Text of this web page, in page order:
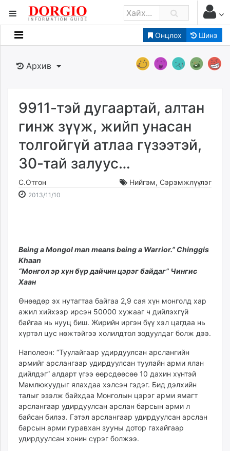
Онцлох Шинэ
Мэдээллийн
Банк санхүү
Бизнес ААН
Төрийн
dorgio.mn
Gogo.mn
news.mn
zindaa.mn
mnb.mn
Livetv.mn
Eguur.mn
shuud.mn
eagle.mn
ergelt.mn
today.mn
zuv.mn
mminfo.mn
ugluu.mn
urlag.mn
unen.mn
asu.mn
shudarga.mn
Архив
9911-тэй дугаартай, алтан
гинж зүүж, жийп унасан
толгойгүй атлаа гүзээтэй,
30-тай залуус…
С.Отгон Нийгэм, Сэрэмжлүүлэг
2013/11/10
Being a Mongol man means being a Warrior.” Chinggis
Khaan
“Монгол эр хүн бүр дайчин цэрэг байдаг” Чингис
Хаан
Өнөөдөр эх нутагтаа байгаа 2,9 сая хүн монголд хар
ажил хийхээр ирсэн 50000 хужааг ч дийлэхгүй
байгаа нь нууц биш. Жирийн иргэн бүү хэл цагдаа нь
хүртэл цус нөжтэйгээ холилдтол зодуулдаг болж дээ.
Наполеон: “Туулайгаар удирдуулсан арслангийн
армийг арслангаар удирдуулсан туулайн арми ялан
дийлдэг” алдарт үгээ өөрсдөөсөө 10 дахин хүнтэй
Мамлюкуудыг ялахдаа хэлсэн гэдэг. Бид дэлхийн
талыг эзэлж байхдаа Монголын цэрэг арми ямагт
арслангаар удирдуулсан арслан барсын арми л
байсан билээ. Гэтэл арслангаар удирдуулсан арслан
барсын арми гуравхан зууны дотор гахайгаар
удирдуулсан хонин сүрэг болжээ.